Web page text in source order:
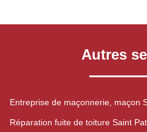
Autres
Entreprise de maçonnerie, maçon
Réparation fuite de toiture Saint